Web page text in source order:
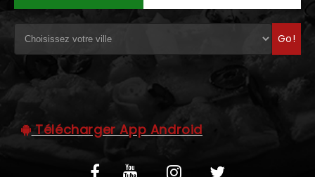
NOTRE RESTAURANT
VOS AVIS
MENTIONS LÉGALES
Go!
Télécharger App Android